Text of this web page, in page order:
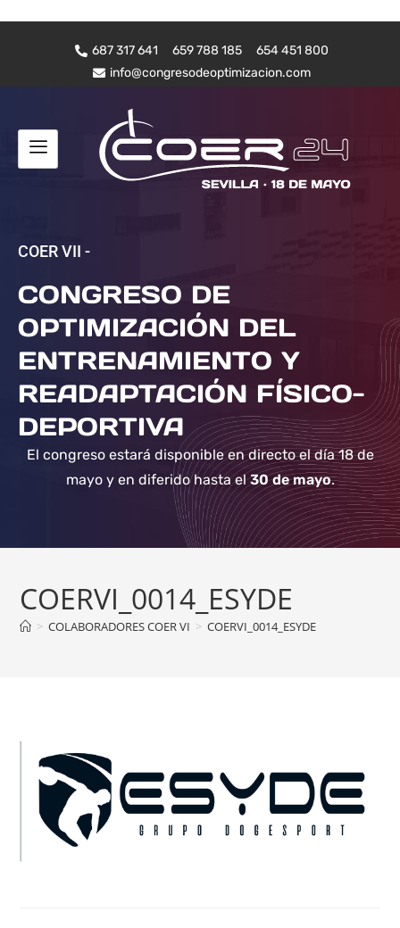
687 317 641 659 788 185
654 451 800
info@congresodeoptimizacion.com
COER VII -
CONGRESO DE
OPTIMIZACIÓN DEL
ENTRENAMIENTO Y
READAPTACIÓN FÍSICO-
DEPORTIVA
El congreso estará disponible en directo el día 18 de
mayo y en diferido hasta el30 de mayo.
COERVI_0014_ESYDE
> COLABORADORES COER VI > COERVI_0014_ESYDE